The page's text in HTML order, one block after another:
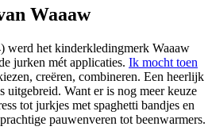
Waaaw
werd het kinderkledingmerk Waaaw
jurken mét applicaties. Ik mocht toen
creëren, combineren. Een heerlijk
uitgebreid. Want er is nog meer keuze
tot jurkjes met spaghetti bandjes en
pauwenveren tot beenwarmers.